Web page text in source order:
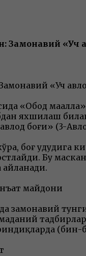
Замонавий «Уч
«Уч
«Обод
яхшилаш
боғи» (3-
боғ
Бу
айланади.
майдони
замонавий
(бин-